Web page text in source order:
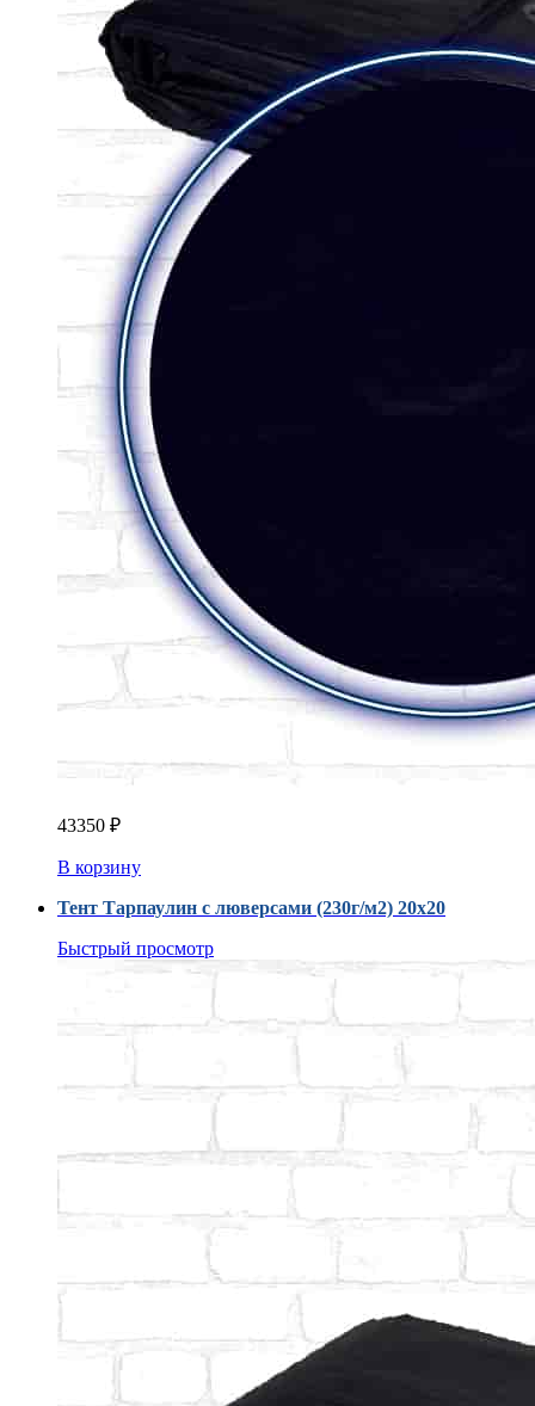
43350 ₽
В корзину
Тент Тарпаулин с люверсами (230г/м2) 20x20
Быстрый просмотр